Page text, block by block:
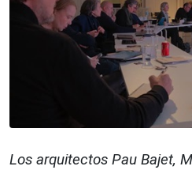
Los arquitectos Pau Bajet,